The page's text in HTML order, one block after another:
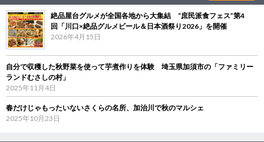
絶品屋台グルメが全国各地から大集結 “庶民派食フェス”第4
回「川口×絶品グルメビール＆日本酒祭り2026」を開催
2026年4月15日
自分で収穫した秋野菜を使って芋煮作りを体験 埼玉県加須市の「ファミリー
ランドむさしの村」
2025年11月4日
春だけじゃもったいないさくらの名所、加治川で秋のマルシェ
2025年10月23日